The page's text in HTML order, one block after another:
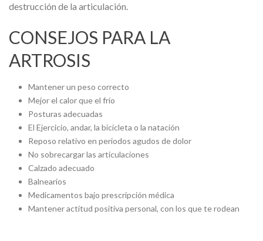
destrucción de la articulación.
CONSEJOS PARA LA
ARTROSIS
Mantener un peso correcto
Mejor el calor que el frío
Posturas adecuadas
El Ejercicio, andar, la bicicleta o la natación
Reposo relativo en periodos agudos de dolor
No sobrecargar las articulaciones
Calzado adecuado
Balnearios
Medicamentos bajo prescripción médica
Mantener actitud positiva personal, con los que te rodean